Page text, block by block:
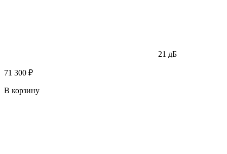
21 дБ
71 300 ₽
В корзину